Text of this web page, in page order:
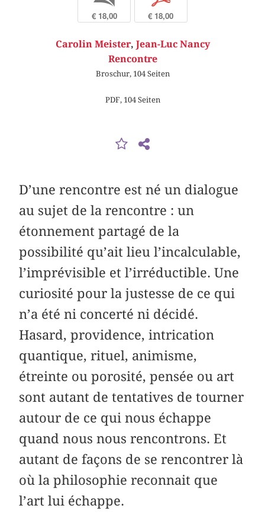
€ 18,00 € 18,00
Carolin Meister, Jean-Luc Nancy
Rencontre
Broschur, 104 Seiten
PDF, 104 Seiten
D’une rencontre est né un dialogue
au sujet de la rencontre : un
étonnement partagé de la
possibilité qu’ait lieu l’incalculable,
l’imprévisible et l’irréductible. Une
curiosité pour la justesse de ce qui
n’a été ni concerté ni décidé.
Hasard, providence, intrication
quantique, rituel, animisme,
étreinte ou porosité, pensée ou art
sont autant de tentatives de tourner
autour de ce qui nous échappe
quand nous nous rencontrons. Et
autant de façons de se rencontrer là
où la philosophie reconnait que
l’art lui échappe.